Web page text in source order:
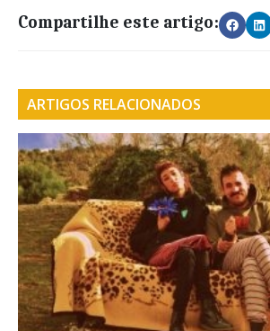
Compartilhe este artigo:
ARTIGOS RELACIONADOS